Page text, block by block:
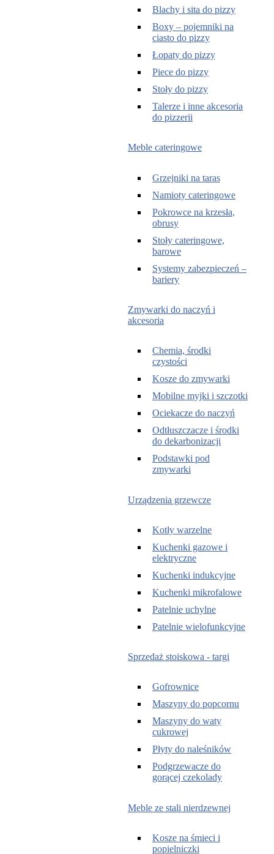
Blachy i sita do pizzy
Boxy – pojemniki na
ciasto do pizzy
Łopaty do pizzy
Piece do pizzy
Stoły do pizzy
Talerze i inne akcesoria
do pizzerii
Meble cateringowe
Grzejniki na taras
Namioty cateringowe
Pokrowce na krzesła,
obrusy
Stoły cateringowe,
barowe
Systemy zabezpieczeń –
bariery
Zmywarki do naczyń i
akcesoria
Chemia, środki
czystości
Kosze do zmywarki
Mobilne myjki i szczotki
Ociekacze do naczyń
Odtłuszczacze i środki
do dekarbonizacji
Podstawki pod
zmywarki
Urządzenia grzewcze
Kotły warzelne
Kuchenki gazowe i
elektryczne
Kuchenki indukcyjne
Kuchenki mikrofalowe
Patelnie uchylne
Patelnie wielofunkcyjne
Sprzedaż stoiskowa - targi
Gofrownice
Maszyny do popcornu
Maszyny do waty
cukrowej
Płyty do naleśników
Podgrzewacze do
gorącej czekolady
Meble ze stali nierdzewnej
Kosze na śmieci i
popielniczki